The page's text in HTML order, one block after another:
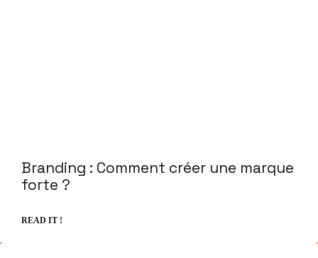
Branding : Comment créer une marque
forte ?
READ IT !